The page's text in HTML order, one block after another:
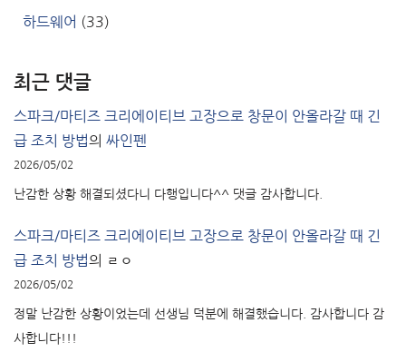
하드웨어 (33)
최근 댓글
스파크/마티즈 크리에이티브 고장으로 창문이 안올라갈 때 긴
급 조치 방법의 싸인펜
2026/05/02
난감한 상황 해결되셨다니 다행입니다^^ 댓글 감사합니다.
스파크/마티즈 크리에이티브 고장으로 창문이 안올라갈 때 긴
급 조치 방법의 ㄹㅇ
2026/05/02
정말 난감한 상황이었는데 선생님 덕분에 해결했습니다. 감사합니다 감
사합니다!!!